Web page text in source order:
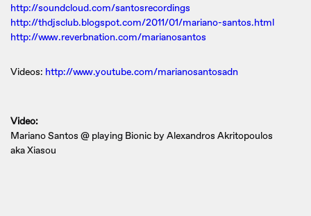
http://soundcloud.com/santosrecordings
http://thdjsclub.blogspot.com/2011/01/mariano-santos.html
http://www.reverbnation.com/marianosantos
Videos: http://www.youtube.com/marianosantosadn
Video:
Mariano Santos @ playing Bionic by Alexandros Akritopoulos
aka Xiasou